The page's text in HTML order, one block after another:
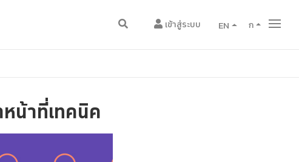
เข้าสู่ระบบ EN ก
น้าที่เทคนิค